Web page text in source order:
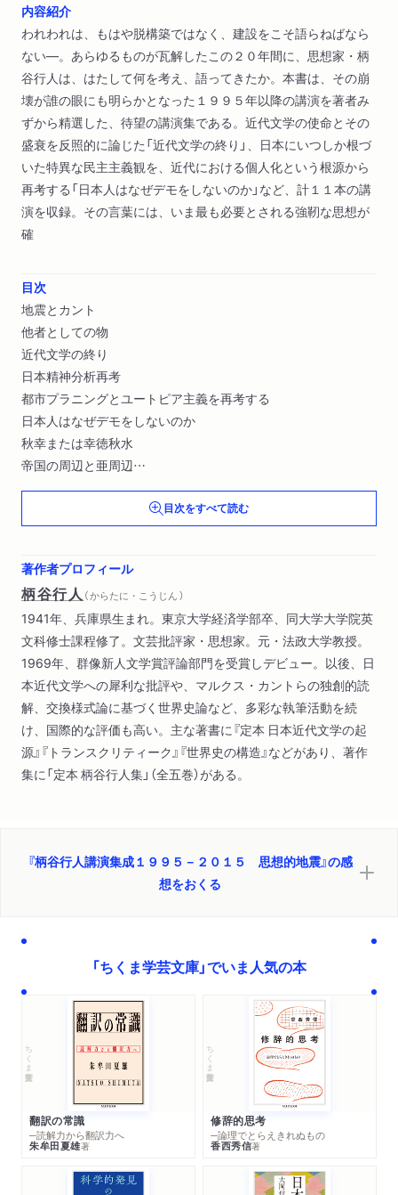
内容紹介
われわれは、もはや脱構築ではなく、建設をこそ語らねばなら
ない―。あらゆるものが瓦解したこの２０年間に、思想家・柄
谷行人は、はたして何を考え、語ってきたか。本書は、その崩
壊が誰の眼にも明らかとなった１９９５年以降の講演を著者み
ずから精選した、待望の講演集である。近代文学の使命とその
盛衰を反照的に論じた「近代文学の終り」、日本にいつしか根づ
いた特異な民主主義観を、近代における個人化という根源から
再考する「日本人はなぜデモをしないのか」など、計１１本の講
演を収録。その言葉には、いま最も必要とされる強靭な思想が
確
目次
地震とカント
他者としての物
近代文学の終り
日本精神分析再考
都市プラニングとユートピア主義を再考する
日本人はなぜデモをしないのか
秋幸または幸徳秋水
帝国の周辺と亜周辺
「哲学の起源」とひまわり革命
移動と批評―トランスクリティーク
目次をすべて読む
著作者プロフィール
柄谷行人 （ からたに・こうじん ）
1941年、兵庫県生まれ。東京大学経済学部卒、同大学大学院英
文科修士課程修了。文芸批評家・思想家。元・法政大学教授。
1969年、群像新人文学賞評論部門を受賞しデビュー。以後、日
本近代文学への犀利な批評や、マルクス・カントらの独創的読
解、交換様式論に基づく世界史論など、多彩な執筆活動を続
け、国際的な評価も高い。主な著書に『定本 日本近代文学の起
源』『トランスクリティーク』『世界史の構造』などがあり、著作
集に「定本 柄谷行人集」（全五巻）がある。
『柄谷行人講演集成１９９５－２０１５ 思想的地震』の感
想をおくる
「ちくま学芸文庫」でいま人気の本
ちくま学芸文庫
翻訳の常識
─読解力から翻訳力へ
朱牟田夏雄著
ちくま学芸文庫
修辞的思考
─論理でとらえきれぬもの
香西秀信著